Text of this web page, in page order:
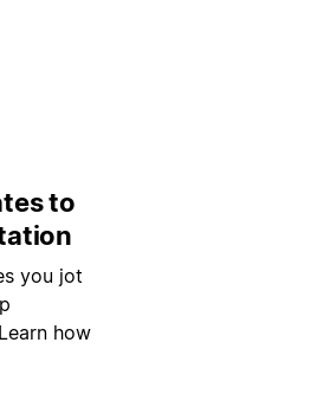
to
you jot
how